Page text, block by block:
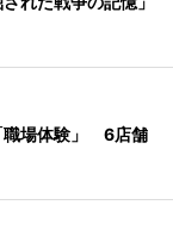
職場体験」 6店舗